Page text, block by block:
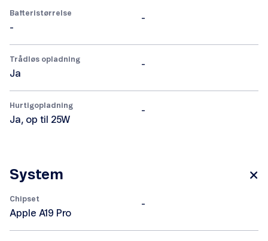
Batteristørrelse
-
-
Trådløs opladning
Ja
-
Hurtigopladning
Ja, op til 25W
-
System
Chipset
Apple A19 Pro
-